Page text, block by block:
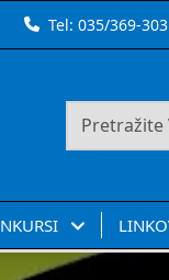
Tel:035/369-303